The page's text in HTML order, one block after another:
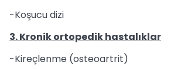
-Koşucu dizi
3. Kronik ortopedik hastalıklar
-Kireçlenme (osteoartrit)